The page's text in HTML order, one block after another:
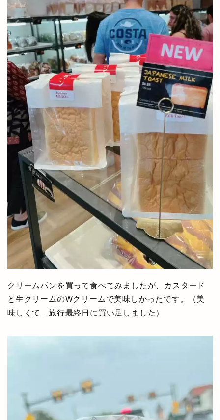
クリームパンを買って食べてみましたが、カスタード
と生クリームのWクリームで美味しかったです。（美
味しくて…旅行最終日に買い足しました）